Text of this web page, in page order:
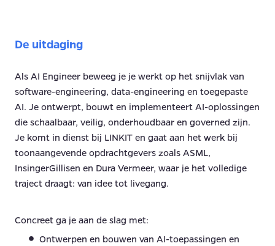
De uitdaging
Als AI Engineer beweeg je je werkt op het snijvlak van
software-engineering, data-engineering en toegepaste
AI. Je ontwerpt, bouwt en implementeert AI-oplossingen
die schaalbaar, veilig, onderhoudbaar en governed zijn.
Je komt in dienst bij LINKIT en gaat aan het werk bij
toonaangevende opdrachtgevers zoals ASML,
InsingerGillisen en Dura Vermeer, waar je het volledige
traject draagt: van idee tot livegang.
Concreet ga je aan de slag met:
Ontwerpen en bouwen van AI-toepassingen en